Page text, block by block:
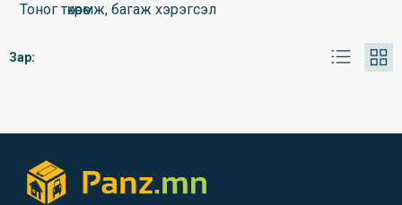
Тоног төхөөрөмж, багаж хэрэгсэл
Зар: